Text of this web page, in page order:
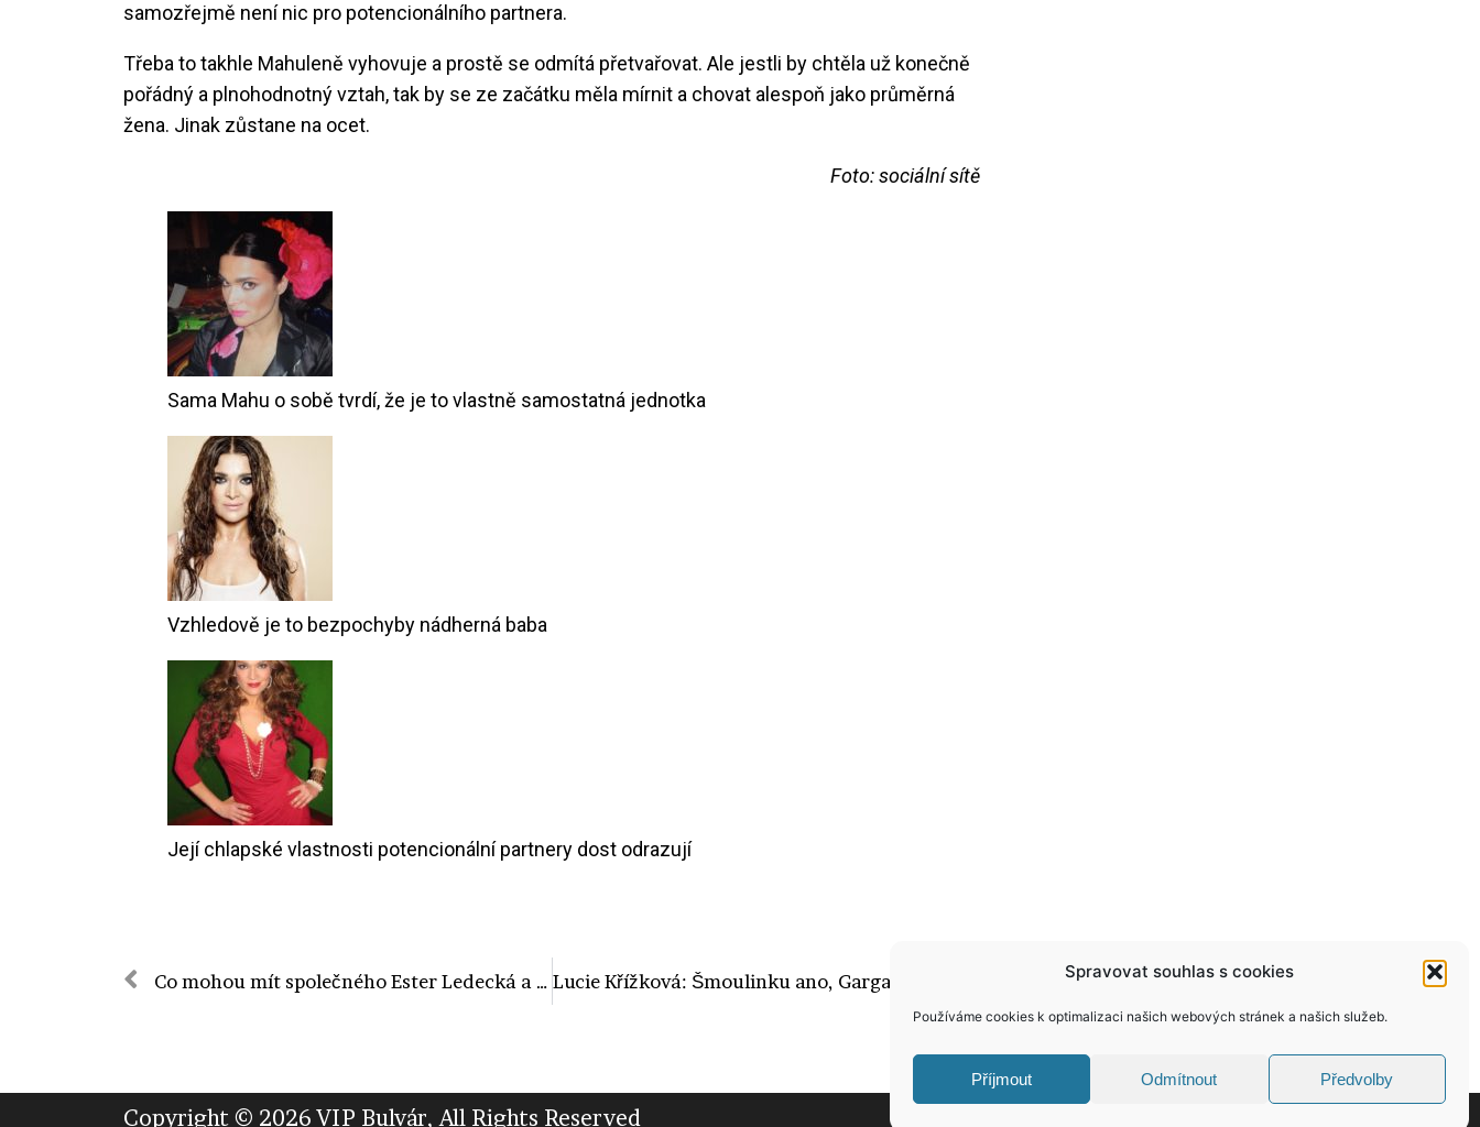
Spravovat souhlas s cookies
Používáme cookies k optimalizaci našich webových stránek a našich služeb.
Příjmout Odmítnout Předvolby
samozřejmě není nic pro potencionálního partnera.
Třeba to takhle Mahuleně vyhovuje a prostě se odmítá přetvařovat. Ale jestli by chtěla už konečně
pořádný a plnohodnotný vztah, tak by se ze začátku měla mírnit a chovat alespoň jako průměrná
žena. Jinak zůstane na ocet.
Foto: sociální sítě
Sama Mahu o sobě tvrdí, že je to vlastně samostatná jednotka
Vzhledově je to bezpochyby nádherná baba
Její chlapské vlastnosti potencionální partnery dost odrazují
Co mohou mít společného Ester Ledecká a Dominika Myslivcová? Už brzy budete zírat!
Copyright © 2026 VIP Bulvár, All Rights Reserved